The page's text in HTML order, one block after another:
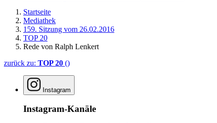
Startseite
Mediathek
159. Sitzung vom 26.02.2016
TOP 20
Rede von Ralph Lenkert
zurück zu: TOP 20 ()
Instagram
Instagram-Kanäle